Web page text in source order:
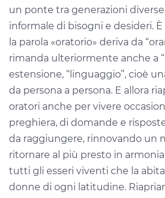
un ponte tra generazioni
informale di bisogni e desideri.
la parola «oratorio» deriva da
rimanda ulteriormente anche a
estensione, “linguaggio”, cioè
da persona a persona. E allora
oratori anche per vivere
preghiera, di domande e
da raggiungere, rinnovando un
ritornare al più presto in
tutti gli esseri viventi che la
donne di ogni latitudine.